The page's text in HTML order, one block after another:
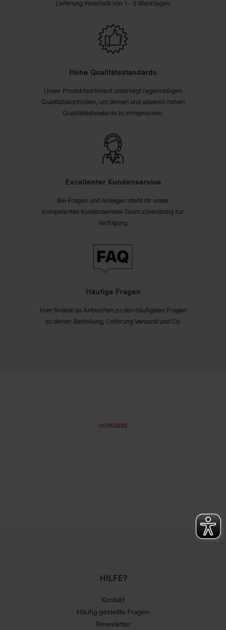
Lieferung innerhalb von 1 - 3 Werktagen.
Hohe Qualitätsstandards
Unser Produktsortiment unterliegt regelmäßigen
Qualitätskontrollen, um deinen und unseren hohen
Qualitätsstandards zu entsprechen.
Exzellenter Kundenservice
Bei Fragen und Anliegen steht dir unser
kompetentes Kundenservice-Team zuverlässig zur
Verfügung.
Häufige Fragen
Hier findest du Antworten zu den häufigsten Fragen
zu deiner Bestellung, Lieferung Versand und Co.
VORKASSE
HILFE?
Kontakt
Häufig gestellte Fragen
Newsletter